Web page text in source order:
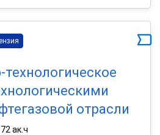
отрасли
ак.ч